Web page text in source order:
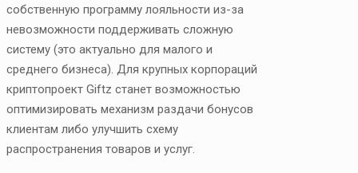
собственную программу лояльности из-за
невозможности поддерживать сложную
систему (это актуально для малого и
среднего бизнеса). Для крупных корпораций
криптопроект Giftz станет возможностью
оптимизировать механизм раздачи бонусов
клиентам либо улучшить схему
распространения товаров и услуг.